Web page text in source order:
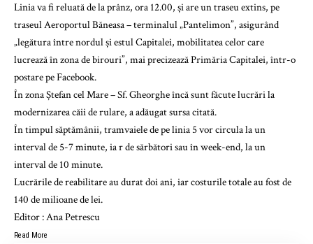
Linia va fi reluată de la prânz, ora 12.00, și are un traseu extins, pe
traseul Aeroportul Băneasa – terminalul „Pantelimon”, asigurând
„legătura între nordul și estul Capitalei, mobilitatea celor care
lucrează în zona de birouri”, mai precizează Primăria Capitalei, într-o
postare pe Facebook.
În zona Ștefan cel Mare – Sf. Gheorghe încă sunt făcute lucrări la
modernizarea căii de rulare, a adăugat sursa citată.
În timpul săptămânii, tramvaiele de pe linia 5 vor circula la un
interval de 5-7 minute, ia r de sărbători sau în week-end, la un
interval de 10 minute.
Lucrările de reabilitare au durat doi ani, iar costurile totale au fost de
140 de milioane de lei.
Editor :Ana Petrescu
Read More